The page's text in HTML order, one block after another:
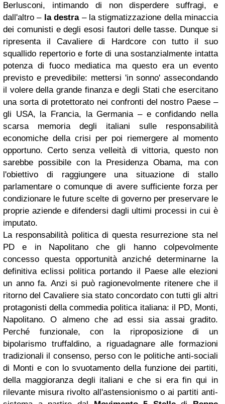
Berlusconi, intimando di non disperdere suffragi, e
dall'altro – la destra– la stigmatizzazione della minaccia
dei comunisti e degli esosi fautori delle tasse. Dunque si
ripresenta il Cavaliere di Hardcore con tutto il suo
squallido repertorio e forte di una sostanzialmente intatta
potenza di fuoco mediatica ma questo era un evento
previsto e prevedibile: mettersi 'in sonno' assecondando
il volere della grande finanza e degli Stati che esercitano
una sorta di protettorato nei confronti del nostro Paese –
gli USA, la Francia, la Germania – e confidando nella
scarsa memoria degli italiani sulle responsabilità
economiche della crisi per poi riemergere al momento
opportuno. Certo senza velleità di vittoria, questo non
sarebbe possibile con la Presidenza Obama, ma con
l'obiettivo di raggiungere una situazione di stallo
parlamentare o comunque di avere sufficiente forza per
condizionare le future scelte di governo per preservare le
proprie aziende e difendersi dagli ultimi processi in cui è
imputato.
La responsabilità politica di questa resurrezione sta nel
PD e in Napolitano che gli hanno colpevolmente
concesso questa opportunità anziché determinarne la
definitiva eclissi politica portando il Paese alle elezioni
un anno fa. Anzi si può ragionevolmente ritenere che il
ritorno del Cavaliere sia stato concordato con tutti gli altri
protagonisti della commedia politica italiana: il PD, Monti,
Napolitano. O almeno che ad essi sia assai gradito.
Perché funzionale, con la riproposizione di un
bipolarismo truffaldino, a riguadagnare alle formazioni
tradizionali il consenso, perso con le politiche anti-sociali
di Monti e con lo svuotamento della funzione dei partiti,
della maggioranza degli italiani e che si era fin qui in
rilevante misura rivolto all'astensionismo o ai partiti anti-